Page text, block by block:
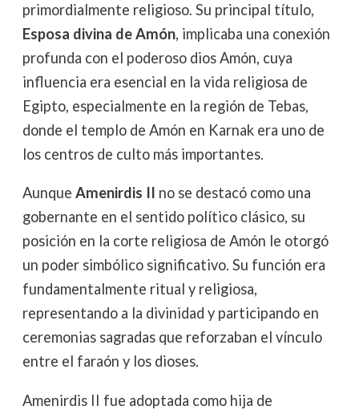
primordialmente religioso. Su principal título,
Esposa divina de Amón, implicaba una conexión
profunda con el poderoso dios Amón, cuya
influencia era esencial en la vida religiosa de
Egipto, especialmente en la región de Tebas,
donde el templo de Amón en Karnak era uno de
los centros de culto más importantes.
Aunque Amenirdis II no se destacó como una
gobernante en el sentido político clásico, su
posición en la corte religiosa de Amón le otorgó
un poder simbólico significativo. Su función era
fundamentalmente ritual y religiosa,
representando a la divinidad y participando en
ceremonias sagradas que reforzaban el vínculo
entre el faraón y los dioses.
Amenirdis II fue adoptada como hija de